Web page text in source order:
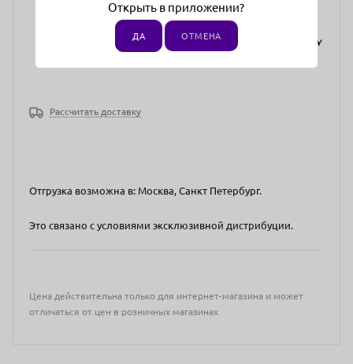
Рассчитать доставку
Отгрузка возможна в: Москва, Санкт Петербург.
Это связано с условиями эксклюзивной дистрибуции.
Цена действительна только для интернет-магазина и может
отличаться от цен в розничных магазинах
Открыть в приложении?
ДА ОТМЕНА